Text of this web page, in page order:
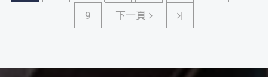
9 下一頁 下一頁|